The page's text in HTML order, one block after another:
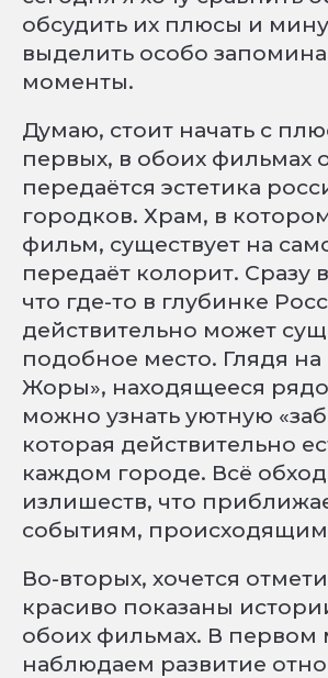
обсудить их плюсы и
выделить особо
моменты.
Думаю, стоит начать с
первых, в обоих фильмах
передаётся эстетика
городков. Храм, в
фильм, существует на
передаёт колорит. Сразу
что где-то в глубинке
действительно может
подобное место. Глядя на
Жоры», находящееся
можно узнать уютную
которая действительно
каждом городе. Всё
излишеств, что
событиям, происходящим
Во-вторых, хочется
красиво показаны
обоих фильмах. В первом
наблюдаем развитие